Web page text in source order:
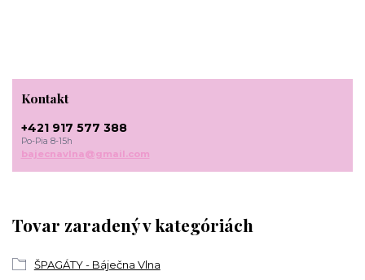
Tovar zaradený v kategóriách
ŠPAGÁTY - Báječna Vlna
Kontakt
+421 917 577 388
Po-Pia 8-15h
bajecnavlna@gmail.com